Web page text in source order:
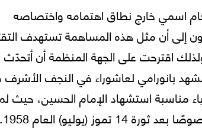
اسمي خارج نطاق اهتمامه واختصاصه
إلى أن مثل هذه المساهمة تستهدف
ولذلك اقترحت على الجهة المنظمة أن
بانورامي لعاشوراء في النجف
مناسبة استشهاد الإمام الحسين، حيث
العام 1958.